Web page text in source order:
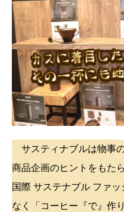
サスティナブルは物事
商品企画のヒントをもた
国際 サステナブル ファ
なく「コーヒー『で』作